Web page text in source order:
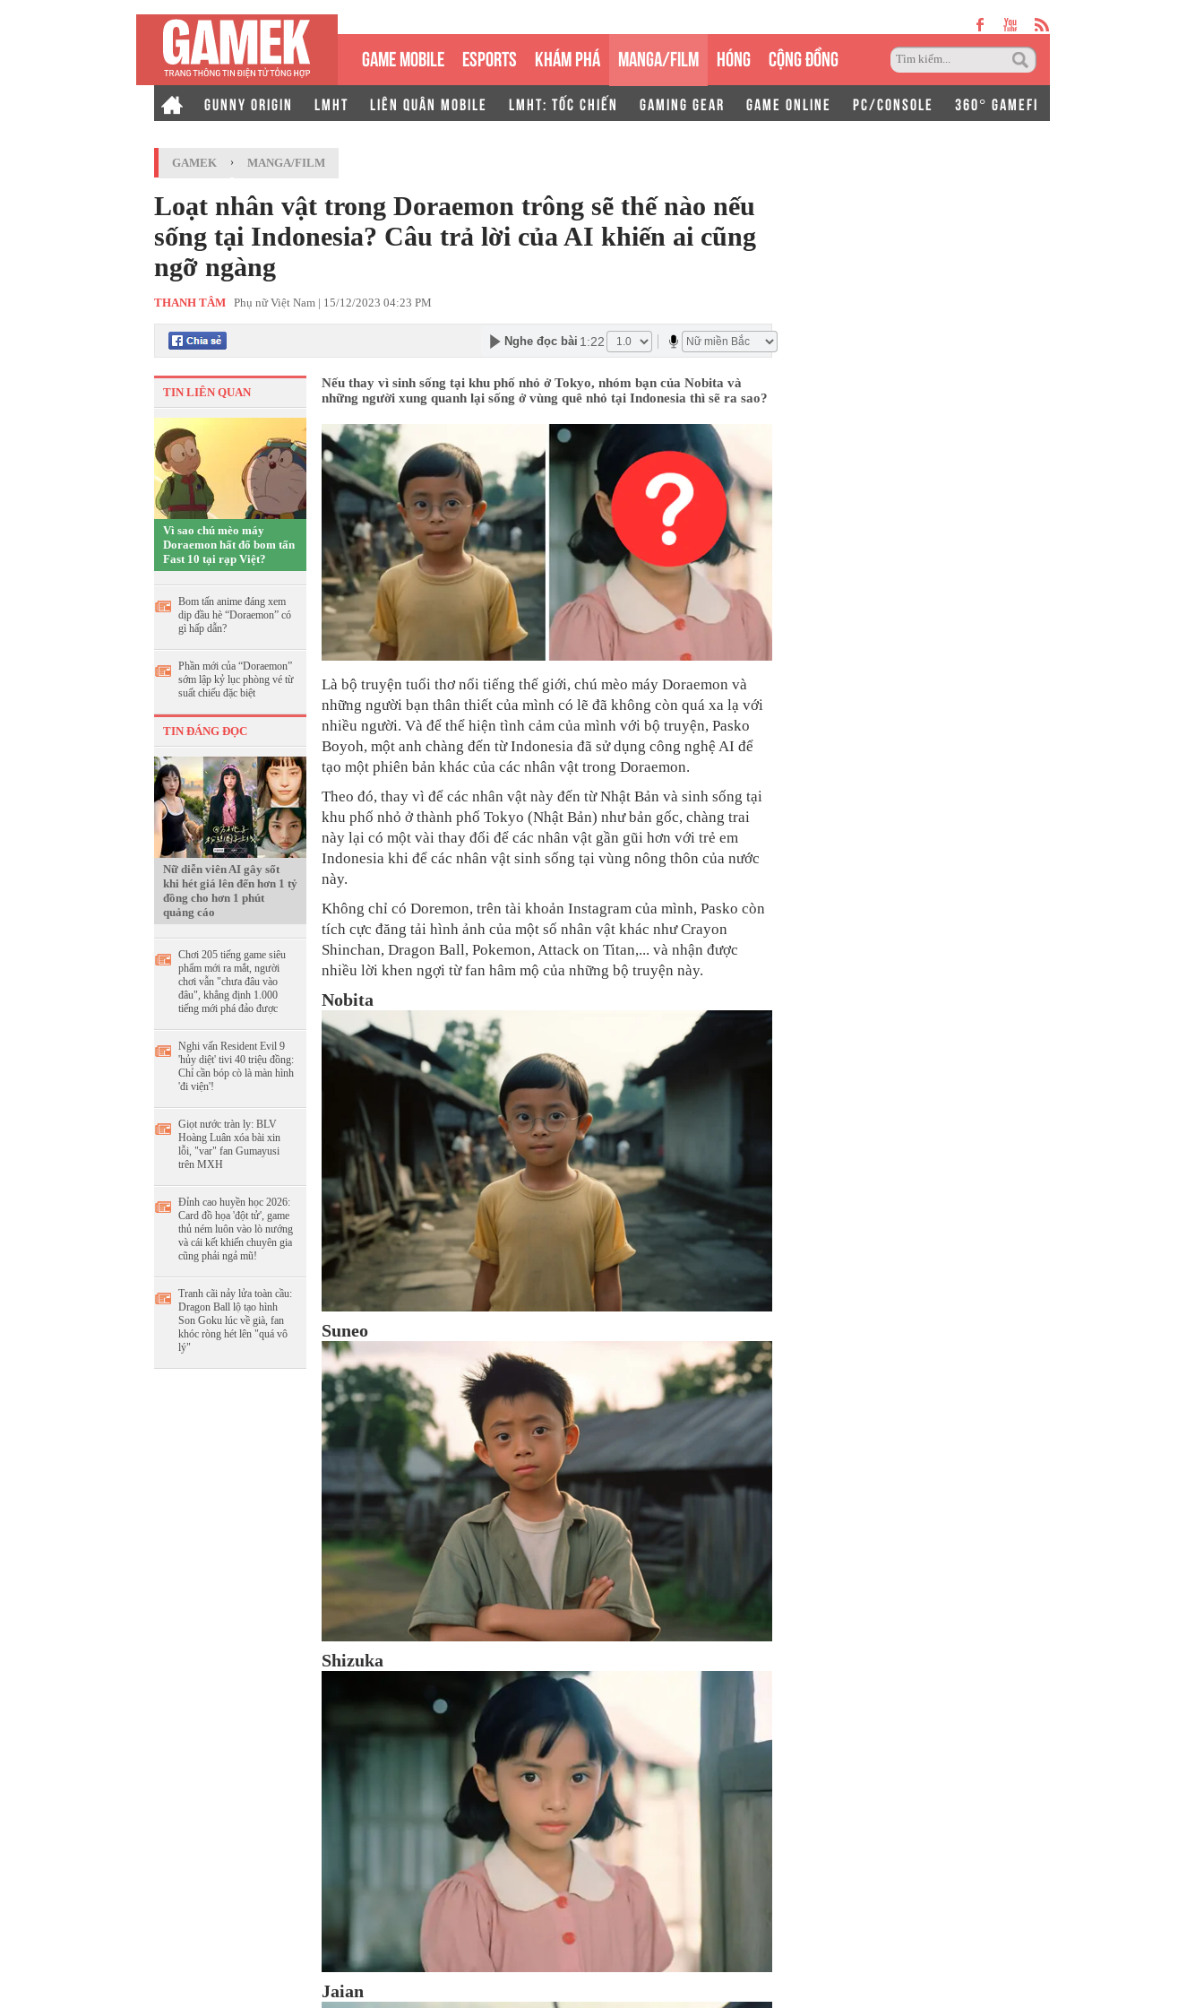
GAME MOBILE ESPORTS KHÁM PHÁ MANGA/FILM HÓNG CỘNG ĐỒNG
GUNNY ORIGIN LMHT LIÊN QUÂN MOBILE LMHT: TỐC CHIẾN GAMING GEAR GAME ONLINE PC/CONSOLE 360° GAMEFI
GAMEK › MANGA/FILM
Loạt nhân vật trong Doraemon trông sẽ thế nào nếu
sống tại Indonesia? Câu trả lời của AI khiến ai cũng
ngỡ ngàng
THANH TÂM Phụ nữ Việt Nam | 15/12/2023 04:23 PM
Nghe đọc bài 1:22
TIN LIÊN QUAN
Vì sao chú mèo máy
Doraemon hất đổ bom tấn
Fast 10 tại rạp Việt?
Bom tấn anime đáng xem
dịp đầu hè “Doraemon” có
gì hấp dẫn?
Phần mới của “Doraemon”
sớm lập kỷ lục phòng vé từ
suất chiếu đặc biệt
TIN ĐÁNG ĐỌC
Nữ diễn viên AI gây sốt
khi hét giá lên đến hơn 1 tỷ
đồng cho hơn 1 phút
quảng cáo
Chơi 205 tiếng game siêu
phẩm mới ra mắt, người
chơi vẫn "chưa đâu vào
đâu", khẳng định 1.000
tiếng mới phá đảo được
Nghi vấn Resident Evil 9
'hủy diệt' tivi 40 triệu đồng:
Chỉ cần bóp cò là màn hình
'đi viện'!
Giọt nước tràn ly: BLV
Hoàng Luân xóa bài xin
lỗi, "var" fan Gumayusi
trên MXH
Đỉnh cao huyền học 2026:
Card đồ họa 'đột tử', game
thủ ném luôn vào lò nướng
và cái kết khiến chuyên gia
cũng phải ngả mũ!
Tranh cãi nảy lửa toàn cầu:
Dragon Ball lộ tạo hình
Son Goku lúc về già, fan
khóc ròng hét lên "quá vô
lý"
Nếu thay vì sinh sống tại khu phố nhỏ ở Tokyo, nhóm bạn của Nobita và
những người xung quanh lại sống ở vùng quê nhỏ tại Indonesia thì sẽ ra sao?
Là bộ truyện tuổi thơ nổi tiếng thế giới, chú mèo máy Doraemon và
những người bạn thân thiết của mình có lẽ đã không còn quá xa lạ với
nhiều người. Và để thể hiện tình cảm của mình với bộ truyện, Pasko
Boyoh, một anh chàng đến từ Indonesia đã sử dụng công nghệ AI để
tạo một phiên bản khác của các nhân vật trong Doraemon.
Theo đó, thay vì để các nhân vật này đến từ Nhật Bản và sinh sống tại
khu phố nhỏ ở thành phố Tokyo (Nhật Bản) như bản gốc, chàng trai
này lại có một vài thay đổi để các nhân vật gần gũi hơn với trẻ em
Indonesia khi để các nhân vật sinh sống tại vùng nông thôn của nước
này.
Không chỉ có Doremon, trên tài khoản Instagram của mình, Pasko còn
tích cực đăng tải hình ảnh của một số nhân vật khác như Crayon
Shinchan, Dragon Ball, Pokemon, Attack on Titan,... và nhận được
nhiều lời khen ngợi từ fan hâm mộ của những bộ truyện này.
Nobita
Suneo
Shizuka
Jaian